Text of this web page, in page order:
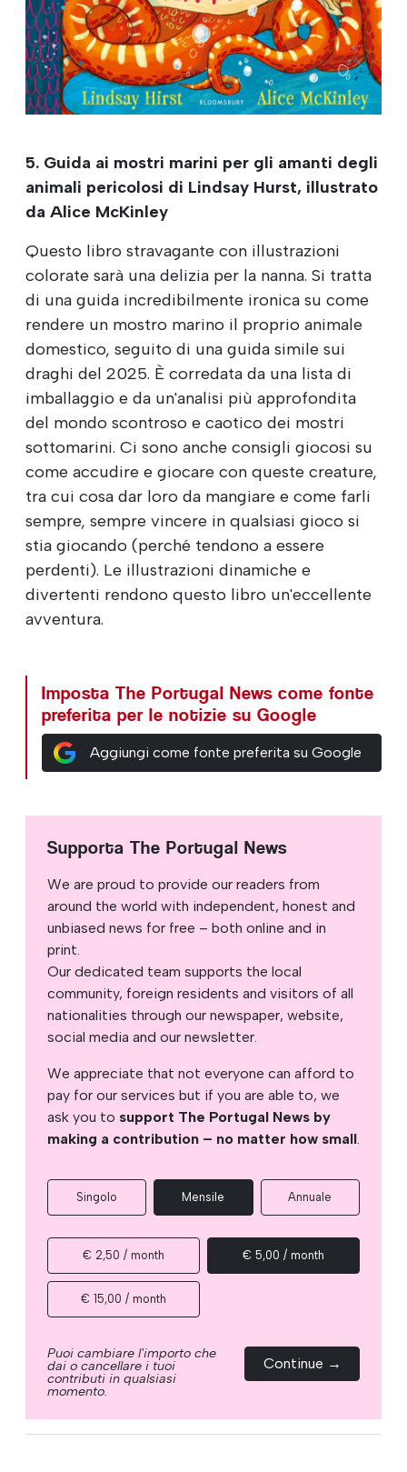
5. Guida ai mostri marini per gli amanti degli
animali pericolosi di Lindsay Hurst, illustrato
da Alice McKinley
Questo libro stravagante con illustrazioni
colorate sarà una delizia per la nanna. Si tratta
di una guida incredibilmente ironica su come
rendere un mostro marino il proprio animale
domestico, seguito di una guida simile sui
draghi del 2025. È corredata da una lista di
imballaggio e da un'analisi più approfondita
del mondo scontroso e caotico dei mostri
sottomarini. Ci sono anche consigli giocosi su
come accudire e giocare con queste creature,
tra cui cosa dar loro da mangiare e come farli
sempre, sempre vincere in qualsiasi gioco si
stia giocando (perché tendono a essere
perdenti). Le illustrazioni dinamiche e
divertenti rendono questo libro un'eccellente
avventura.
Imposta The Portugal News come fonte
preferita per le notizie su Google
Aggiungi come fonte preferita su Google
Supporta The Portugal News
We are proud to provide our readers from
around the world with independent, honest and
unbiased news for free – both online and in
print.
Our dedicated team supports the local
community, foreign residents and visitors of all
nationalities through our newspaper, website,
social media and our newsletter.
We appreciate that not everyone can afford to
pay for our services but if you are able to, we
ask you to support The Portugal News by
making a contribution – no matter how small.
Singolo Mensile Annuale
€ 2,50 / month € 5,00 / month
€ 15,00 / month
Puoi cambiare l'importo che
dai o cancellare i tuoi
contributi in qualsiasi
momento.
Continue →